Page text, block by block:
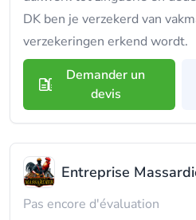
DK ben je verzekerd van
verzekeringen erkend wordt.
Demander un
devis
Entreprise
Pas encore d'évaluation